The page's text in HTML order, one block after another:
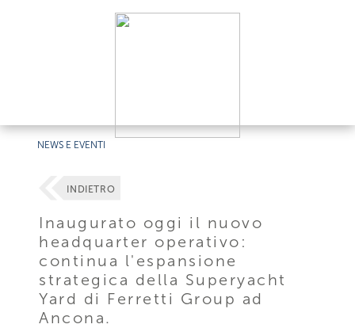
NEWS E EVENTI
INDIETRO
Inaugurato oggi il nuovo
headquarter operativo:
continua l'espansione
strategica della Superyacht
Yard di Ferretti Group ad
Ancona.